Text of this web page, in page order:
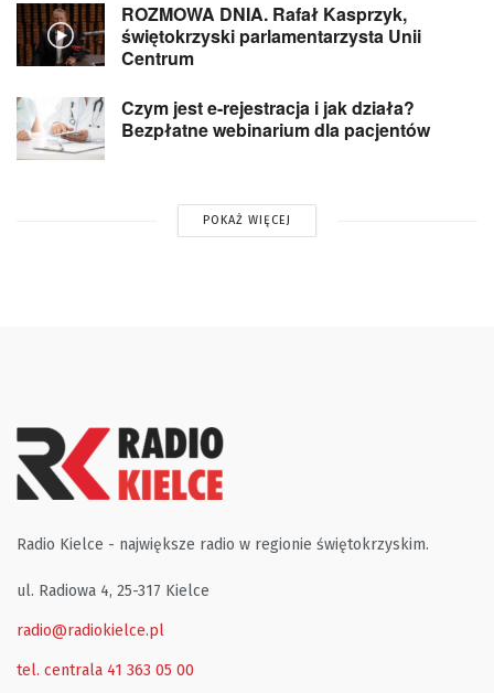
ROZMOWA DNIA. Rafał Kasprzyk,
świętokrzyski parlamentarzysta Unii
Centrum
Czym jest e-rejestracja i jak działa?
Bezpłatne webinarium dla pacjentów
POKAŻ WIĘCEJ
Radio Kielce - największe radio w regionie świętokrzyskim.
ul. Radiowa 4, 25-317 Kielce
radio@radiokielce.pl
tel. centrala 41 363 05 00